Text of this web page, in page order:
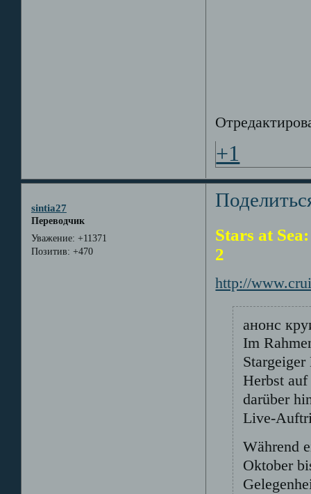
+1
sintia27
Переводчик
Уважение: +11371
Позитив: +470
Stars at
2
http://
анонс
Im
Herbst
darüber
Live-
Während
Oktober